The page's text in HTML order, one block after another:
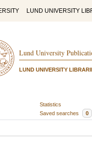
LUND UNIVERSITY
Lund University
LUND UNIVERSITY
Statistics
Saved searches 0